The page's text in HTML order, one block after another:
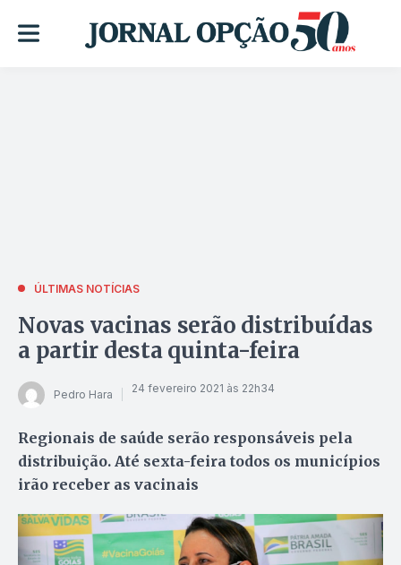
ÚLTIMAS NOTÍCIAS
Novas vacinas serão distribuídas
a partir desta quinta-feira
Pedro Hara 24 fevereiro 2021 às 22h34
Regionais de saúde serão responsáveis pela
distribuição. Até sexta-feira todos os municípios
irão receber as vacinais